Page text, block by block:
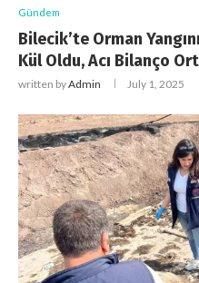
Gündem
Bilecik’te Orman
Kül Oldu, Acı Bilanço
written byAdmin July 1, 2025